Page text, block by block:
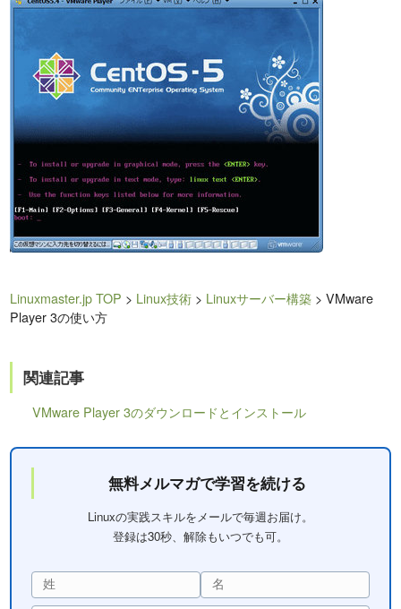
Linuxmaster.jp TOP > Linux技術 > Linuxサーバー構築 > VMware
Player 3の使い方
関連記事
VMware Player 3のダウンロードとインストール
無料メルマガで学習を続ける
Linuxの実践スキルをメールで毎週お届け。
登録は30秒、解除もいつでも可。